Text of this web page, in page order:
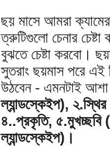
ছয় মাসে আমরা
ত্রুটিগুলো চেনার
বুঝতে চেষ্টা করবো।
সুতরাং ছয়মাস পরে এই
উঠবেন - এমনটাই
ল্যান্ডস্কেইপ),
৪..প্রকৃতি, ৫.মুখচ্ছবি
ল্যান্ডস্কেইপ)।